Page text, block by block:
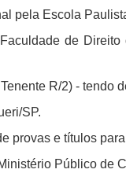
pela Escola
de
R/2) - tendo
SP.
provas e títulos
Público de